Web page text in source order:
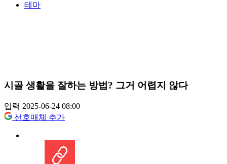
테마
시골 생활을 잘하는 방법? 그거 어렵지 않다
입력 2025-06-24 08:00
선호매체 추가